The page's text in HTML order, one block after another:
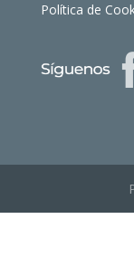
Política de